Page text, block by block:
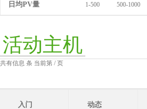
日均PV量 1-500 500-1000
活动主机
共有信息 条 当前第 / 页
入门 动态